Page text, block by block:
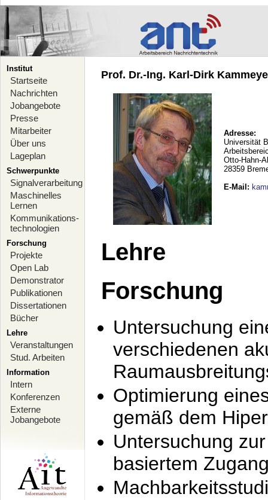
Institut
Startseite
Nachrichten
Jobangebote
Presse
Mitarbeiter
Über uns
Lageplan
Schwerpunkte
Signalverarbeitung
Maschinelles
Lernen
Kommunikations-
technologien
Forschung
Projekte
Open Lab
Demonstrator
Publikationen
Dissertationen
Bücher
Lehre
Veranstaltungen
Stud. Arbeiten
Information
Intern
Konferenzen
Externe
Jobangebote
Prof. Dr.-Ing. Karl-Dirk
Adresse:
Universität
Otto-Hahn-
28359
E-Mail :
Lehre
Forschung
Untersuchung
verschiedenen
Optimierung
gemäß dem
Untersuchung
basiertem